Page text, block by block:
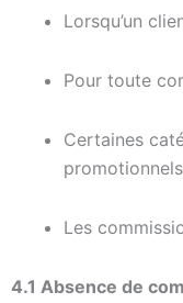
Lorsqu’un
Pour toute
Certaines
Les
4.1 Absence de